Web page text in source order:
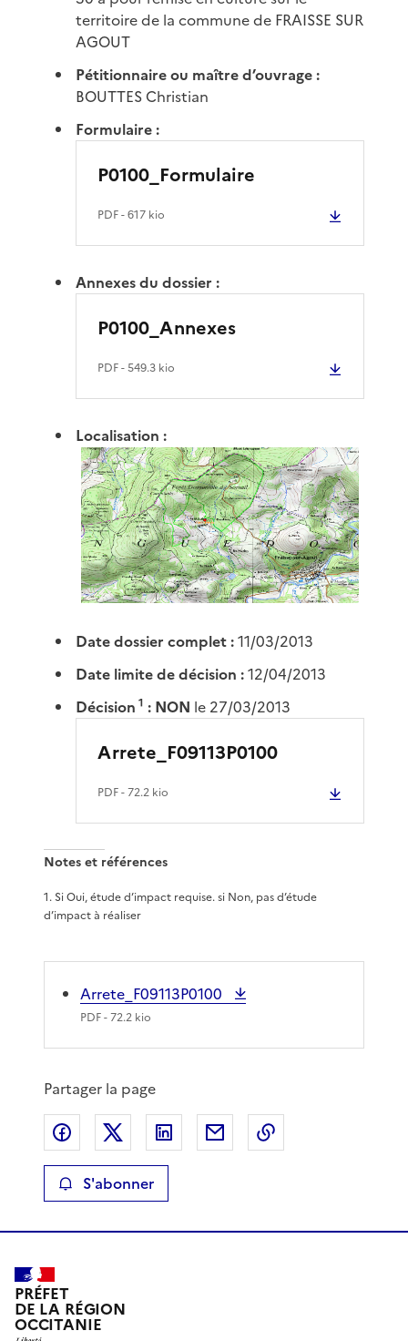
territoire de la commune de FRAISSE SUR
AGOUT
Pétitionnaire ou maître d’ouvrage :
BOUTTES Christian
Formulaire :
P0100_Formulaire
PDF- 617 kio
Annexes du dossier :
P0100_Annexes
PDF- 549.3 kio
Localisation :
Date dossier complet :11/03/2013
Date limite de décision :12/04/2013
Décision 1 : NON le 27/03/2013
Arrete_F09113P0100
PDF- 72.2 kio
Notes et références
1. Si Oui, étude d’impact requise. si Non, pas d’étude
d’impact à réaliser
Arrete_F09113P0100
PDF- 72.2 kio
Partager la page
Partager sur Facebook
Partager sur XPartager sur LinkedIn
Partager par email
S'abonner
PRÉFET
DE LA RÉGION
OCCITANIE